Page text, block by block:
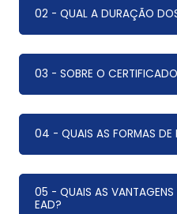
02 - QUAL A DURAÇÃO
03 - SOBRE O
04 - QUAIS AS FORMAS DE
05 - QUAIS AS VANTAGENS
EAD?